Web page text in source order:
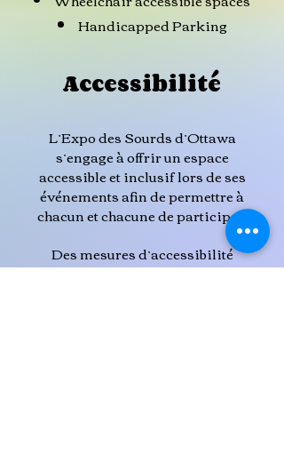
Handicapped Parking
Accessibilité
L’Expo des Sourds d’Ottawa
s’engage à offrir un espace
accessible et inclusif lors de ses
événements afin de permettre à
chacun et chacune de participer.
Des mesures d’accessibilité
seront offertes lors de